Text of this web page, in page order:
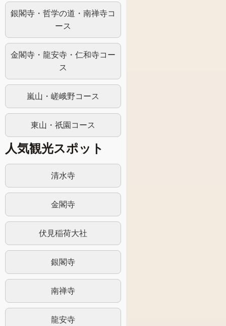
銀閣寺・哲学の道・南禅寺コ
ース
金閣寺・龍安寺・仁和寺コー
ス
嵐山・嵯峨野コース
東山・祇園コース
人気観光スポット
清水寺
金閣寺
伏見稲荷大社
銀閣寺
南禅寺
龍安寺